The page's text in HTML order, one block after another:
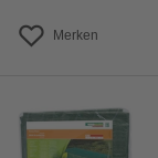
Merken